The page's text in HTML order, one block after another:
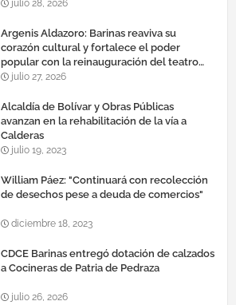
julio 28, 2026
Argenis Aldazoro: Barinas reaviva su
corazón cultural y fortalece el poder
popular con la reinauguración del teatro
esteban ruiz guevara
julio 27, 2026
Alcaldía de Bolívar y Obras Públicas
avanzan en la rehabilitación de la vía a
Calderas
julio 19, 2023
William Páez: "Continuará con recolección
de desechos pese a deuda de comercios"
diciembre 18, 2023
CDCE Barinas entregó dotación de calzados
a Cocineras de Patria de Pedraza
julio 26, 2026